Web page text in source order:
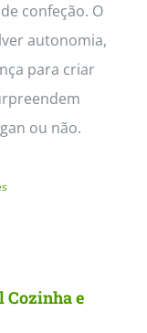
confeção. O
autonomia,
para criar
ou não.
Cozinha e